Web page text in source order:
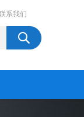
系我们